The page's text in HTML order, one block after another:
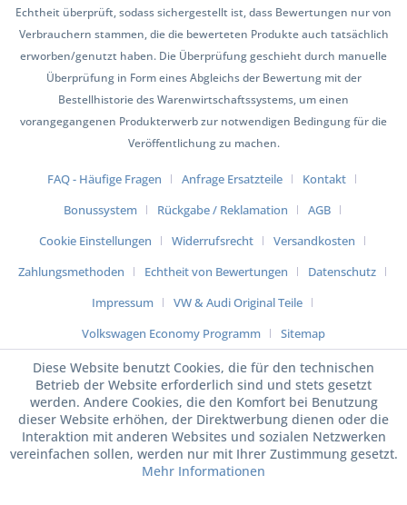
Echtheit überprüft, sodass sichergestellt ist, dass Bewertungen nur von
Verbrauchern stammen, die die bewerteten Produkte auch tatsächlich
erworben/genutzt haben. Die Überprüfung geschieht durch manuelle
Überprüfung in Form eines Abgleichs der Bewertung mit der
Bestellhistorie des Warenwirtschaftssystems, um einen
vorangegangenen Produkterwerb zur notwendigen Bedingung für die
Veröffentlichung zu machen.
FAQ - Häufige Fragen Anfrage Ersatzteile
Kontakt
Bonussystem
Rückgabe / Reklamation
AGB
Cookie Einstellungen
Widerrufsrecht
Versandkosten
Zahlungsmethoden
Echtheit von Bewertungen
Datenschutz
Impressum
VW & Audi Original Teile
Volkswagen Economy Programm
Sitemap
Diese Website benutzt Cookies, die für den technischen
Betrieb der Website erforderlich sind und stets gesetzt
werden. Andere Cookies, die den Komfort bei Benutzung
dieser Website erhöhen, der Direktwerbung dienen oder die
Interaktion mit anderen Websites und sozialen Netzwerken
vereinfachen sollen, werden nur mit Ihrer Zustimmung gesetzt.
Mehr Informationen